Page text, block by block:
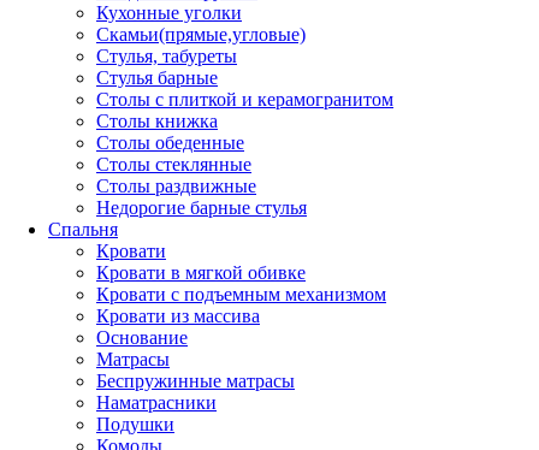
Кухонные уголки
Скамьи(прямые,угловые)
Стулья, табуреты
Стулья барные
Столы с плиткой и керамогранитом
Столы книжка
Столы обеденные
Столы стеклянные
Столы раздвижные
Недорогие барные стулья
Спальня
Кровати
Кровати в мягкой обивке
Кровати с подъемным механизмом
Кровати из массива
Основание
Матрасы
Беспружинные матрасы
Наматрасники
Подушки
Комоды